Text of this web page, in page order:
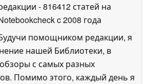
- 816412 статей на
c 2008 года
помощником редакции, я
нашей Библиотеки, в
с самых разных
Помимо этого, каждый день я